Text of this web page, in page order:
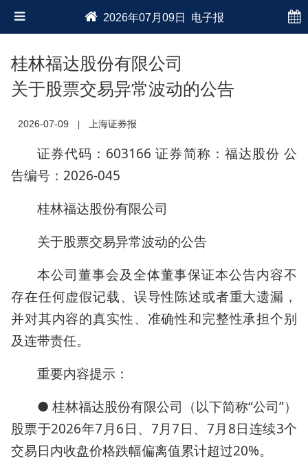
2026年07月09日 电子报
桂林福达股份有限公司
关于股票交易异常波动的公告
2026-07-09 上海证券报
证券代码：603166 证券简称：福达股份 公
告编号：2026-045
桂林福达股份有限公司
关于股票交易异常波动的公告
本公司董事会及全体董事保证本公告内容不
存在任何虚假记载、误导性陈述或者重大遗漏，
并对其内容的真实性、准确性和完整性承担个别
及连带责任。
重要内容提示：
● 桂林福达股份有限公司（以下简称“公司”）
股票于2026年7月6日、7月7日、7月8日连续3个
交易日内收盘价格跌幅偏离值累计超过20%。